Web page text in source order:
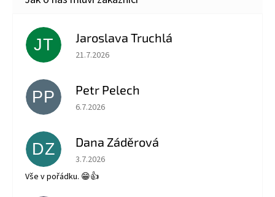
JT Jaroslava Truchlá
Hodnocení obchodu je 5 z 5 hvězdiček.
21.7.2026
PP Petr Pelech
Hodnocení obchodu je 5 z 5 hvězdiček.
6.7.2026
DZ Dana Záděrová
Hodnocení obchodu je 5 z 5 hvězdiček.
3.7.2026
Vše v pořádku. 😁👍